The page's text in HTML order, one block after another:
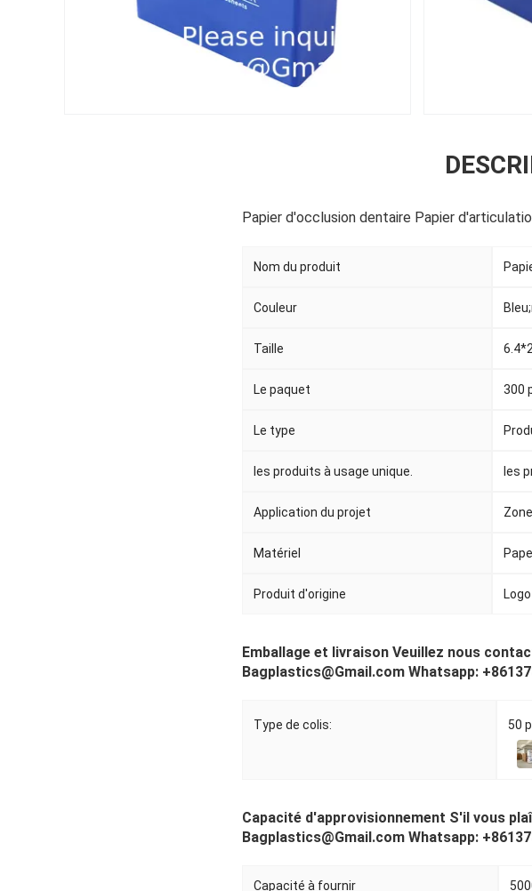
Papier d'occlusion dentaire Papier
Nom du produit
Couleur
Taille
Le paquet 300
Le type
les produits à usage unique. les
Application du projet
Matériel
Produit d'origine
Emballage et livraison Veuillez nous
Bagplastics@Gmail.com Whatsapp:
Type de colis: 50
Capacité d'approvisionnement S'il vous
Bagplastics@Gmail.com Whatsapp:
Capacité à fournir